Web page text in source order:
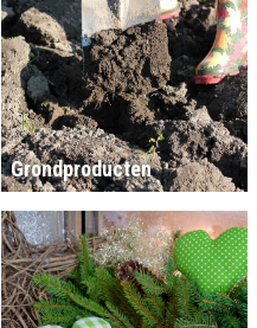
Grondproducten